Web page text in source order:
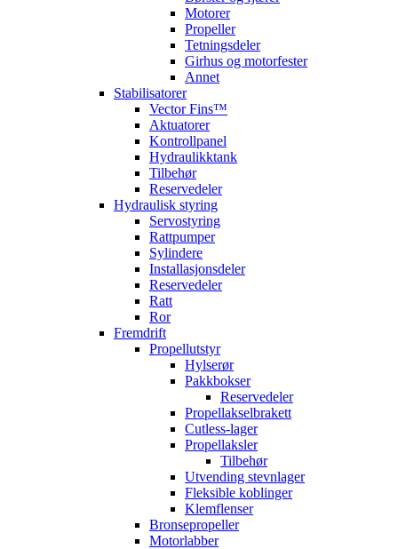
Motorer
Propeller
Tetningsdeler
Girhus og motorfester
Annet
Stabilisatorer
Vector Fins™
Aktuatorer
Kontrollpanel
Hydraulikktank
Tilbehør
Reservedeler
Hydraulisk styring
Servostyring
Rattpumper
Sylindere
Installasjonsdeler
Reservedeler
Ratt
Ror
Fremdrift
Propellutstyr
Hylserør
Pakkbokser
Reservedeler
Propellakselbrakett
Cutless-lager
Propellaksler
Tilbehør
Utvending stevnlager
Fleksible koblinger
Klemflenser
Bronsepropeller
Motorlabber